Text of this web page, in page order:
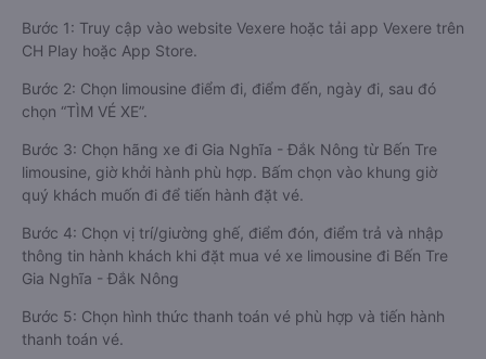
Bước 1: Truy cập vào website Vexere hoặc tải app Vexere trên
CH Play hoặc App Store.
Bước 2: Chọn limousine điểm đi, điểm đến, ngày đi, sau đó
chọn “TÌM VÉ XE”.
Bước 3: Chọn hãng xe đi Gia Nghĩa - Đắk Nông từ Bến Tre
limousine, giờ khởi hành phù hợp. Bấm chọn vào khung giờ
quý khách muốn đi để tiến hành đặt vé.
Bước 4: Chọn vị trí/giường ghế, điểm đón, điểm trả và nhập
thông tin hành khách khi đặt mua vé xe limousine đi Bến Tre
Gia Nghĩa - Đắk Nông
Bước 5: Chọn hình thức thanh toán vé phù hợp và tiến hành
thanh toán vé.